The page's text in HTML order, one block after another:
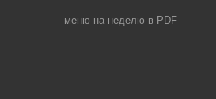
меню на неделю в PDF